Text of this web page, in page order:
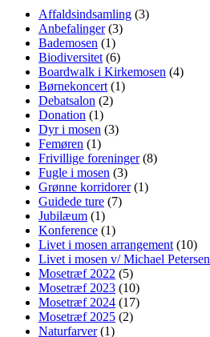
Affaldsindsamling (3)
Anbefalinger(3)
Bademosen (1)
Biodiversitet (6)
Boardwalk i Kirkemosen (4)
Børnekoncert (1)
Debatsalon (2)
Donation (1)
Dyr i mosen (3)
Femøren (1)
Frivillige foreninger(8)
Fugle i mosen (3)
Grønne korridorer(1)
Guidede ture (7)
Jubilæum (1)
Konference (1)
Livet i mosen arrangement (10)
Livet i mosen v/ Michael Petersen
Mosetræf 2022 (5)
Mosetræf 2023 (10)
Mosetræf 2024 (17)
Mosetræf 2025 (2)
Naturfarver(1)